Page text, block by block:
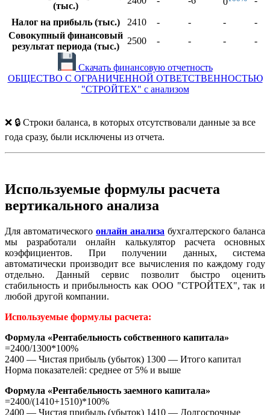
(тыс.)
Налог на прибыль (тыс.) 2410 - - -
-
Совокупный финансовый
результат периода (тыс.)
2500 - - - -
Скачать финансовую отчетность
ОБЩЕСТВО С ОГРАНИЧЕННОЙ ОТВЕТСТВЕННОСТЬЮ
"СТРОЙТЕХ" с анализом
❌ 🔒 Строки баланса, в которых отсутствовали данные за все
года сразу, были исключены из отчета.
Используемые формулы расчета
вертикального анализа
Для автоматического онлайн анализа бухгалтерского баланса
мы разработали онлайн калькулятор расчета основных
коэффициентов. При получении данных, система
автоматически производит все вычисления по каждому году
отдельно. Данный сервис позволит быстро оценить
стабильность и прибыльность как ООО "СТРОЙТЕХ", так и
любой другой компании.
Используемые формулы расчета:
Формула «Рентабельность собственного капитала»
=2400/1300*100%
2400 — Чистая прибыль (убыток) 1300 — Итого капитал
Норма показателей: среднее от 5% и выше
Формула «Рентабельность заемного капитала»
=2400/(1410+1510)*100%
2400 — Чистая прибыль (убыток) 1410 — Долгосрочные